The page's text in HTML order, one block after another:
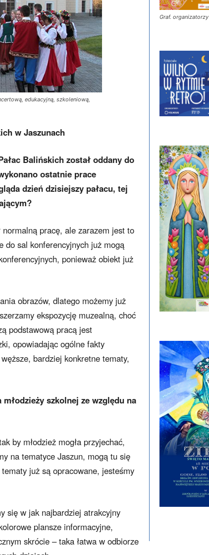
edukacyjną, szkoleniową,
w Jaszunach
Balińskich został oddany do
ostatnie prace
dzień dzisiejszy pałacu, tej
normalną pracę, ale zarazem jest to
do sal konferencyjnych już mogą
ponieważ obiekt już
obrazów, dlatego możemy już
ekspozycję muzealną, choć
podstawową pracą jest
opowiadając ogólne fakty
bardziej konkretne tematy,
szkolnej ze względu na
by młodzież mogła przyjechać,
na tematyce Jaszun, mogą tu się
już są opracowane, jesteśmy
się w jak najbardziej atrakcyjny
plansze informacyjne,
skrócie – taka łatwa w odbiorze
Graf. organizatorzy